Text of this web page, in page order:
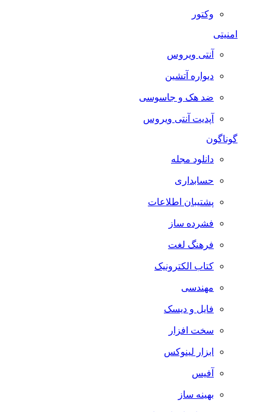
وکتور
امنیتی
آنتی ویروس
دیواره آتشین
ضد هک و جاسوسی
آپدیت آنتی ویروس
گوناگون
دانلود مجله
حسابداری
پشتیبان اطلاعات
فشرده ساز
فرهنگ لغت
کتاب الکترونیک
مهندسی
فایل و دیسک
سخت افزار
ابزار لینوکس
آفیس
بهینه ساز